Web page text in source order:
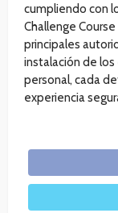
cumpliendo con
Challenge
principales
instalación de
personal, cada
experiencia